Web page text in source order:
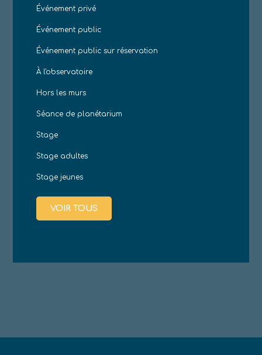
Événement privé
Événement public
Événement public sur réservation
À l'observatoire
Hors les murs
Séance de planétarium
Stage
Stage adultes
Stage jeunes
VOIR TOUS